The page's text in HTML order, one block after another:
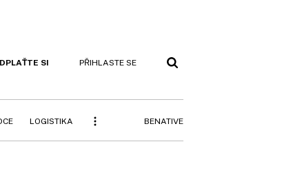
SI PŘIHLASTE SE
LOGISTIKA BENATIVE